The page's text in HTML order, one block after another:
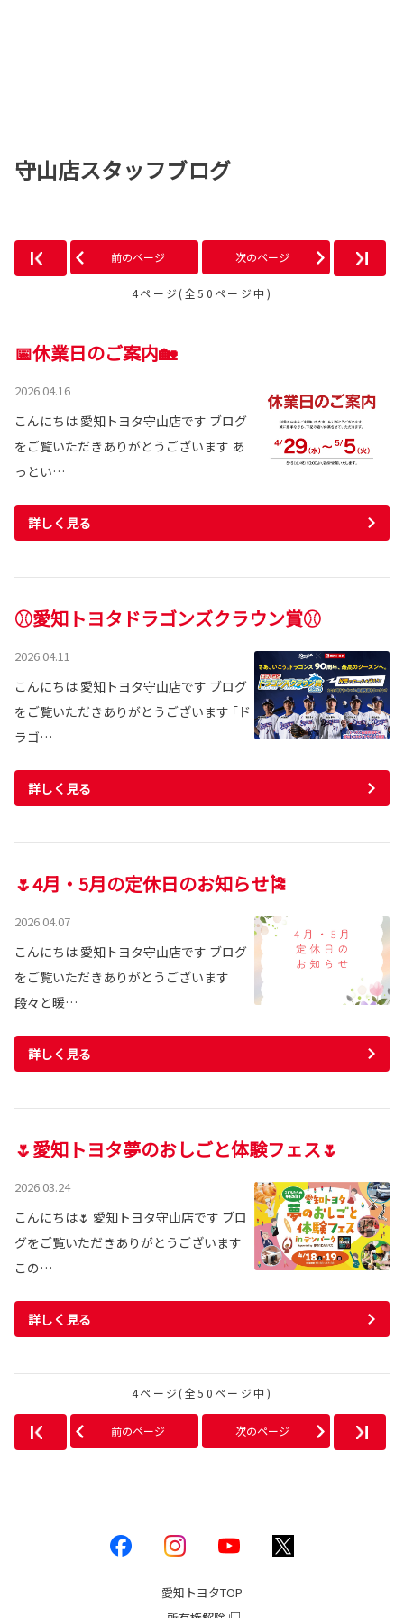
守山店スタッフブログ
前のページ 次のページ
4ページ(全50ページ中)
📅休業日のご案内🏡
2026.04.16
こんにちは 愛知トヨタ守山店です ブログ
をご覧いただきありがとうございます あ
っとい…
詳しく見る
⚾愛知トヨタドラゴンズクラウン賞⚾
2026.04.11
こんにちは 愛知トヨタ守山店です ブログ
をご覧いただきありがとうございます ｢ド
ラゴ…
詳しく見る
🌷4月・5月の定休日のお知らせ🎏
2026.04.07
こんにちは 愛知トヨタ守山店です ブログ
をご覧いただきありがとうございます
段々と暖…
詳しく見る
🌷愛知トヨタ夢のおしごと体験フェス🌷
2026.03.24
こんにちは🌷 愛知トヨタ守山店です ブロ
グをご覧いただきありがとうございます
この…
詳しく見る
4ページ(全50ページ中)
前のページ 次のページ
愛知トヨタTOP